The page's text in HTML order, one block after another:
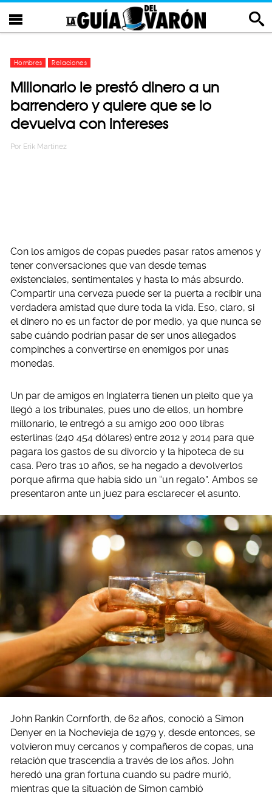
Hombres Relaciones
Millonario le prestó dinero a un
barrendero y quiere que se lo
devuelva con intereses
Por Erik Martinez
Con los amigos de copas puedes pasar ratos amenos y
tener conversaciones que van desde temas
existenciales, sentimentales y hasta lo más absurdo.
Compartir una cerveza puede ser la puerta a recibir una
verdadera amistad que dure toda la vida. Eso, claro, si
el dinero no es un factor de por medio, ya que nunca se
sabe cuándo podrían pasar de ser unos allegados
compinches a convertirse en enemigos por unas
monedas.
Un par de amigos en Inglaterra tienen un pleito que ya
llegó a los tribunales, pues uno de ellos, un hombre
millonario, le entregó a su amigo 200 000 libras
esterlinas (240 454 dólares) entre 2012 y 2014 para que
pagara los gastos de su divorcio y la hipoteca de su
casa. Pero tras 10 años, se ha negado a devolverlos
porque afirma que había sido un “un regalo”. Ambos se
presentaron ante un juez para esclarecer el asunto.
John Rankin Cornforth, de 62 años, conoció a Simon
Denyer en la Nochevieja de 1979 y, desde entonces, se
volvieron muy cercanos y compañeros de copas, una
relación que trascendía a través de los años. John
heredó una gran fortuna cuando su padre murió,
mientras que la situación de Simon cambió